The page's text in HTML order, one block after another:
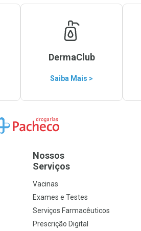
DermaClub
Saiba Mais >
a Home
Nossos
Serviços
Vacinas
Exames e Testes
Serviços Farmacêuticos
Prescrição Digital